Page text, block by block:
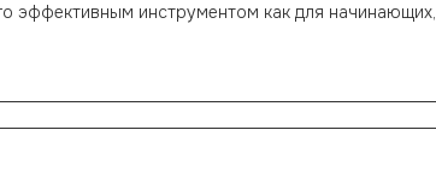
эффективным инструментом как для